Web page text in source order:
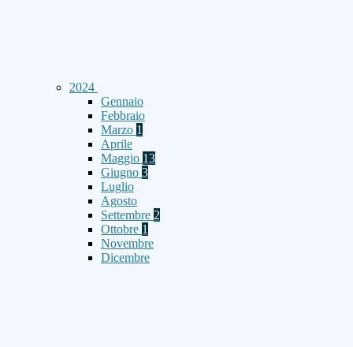
2024
Gennaio
Febbraio
Marzo 1
Aprile
Maggio 13
Giugno 3
Luglio
Agosto
Settembre 2
Ottobre 1
Novembre
Dicembre